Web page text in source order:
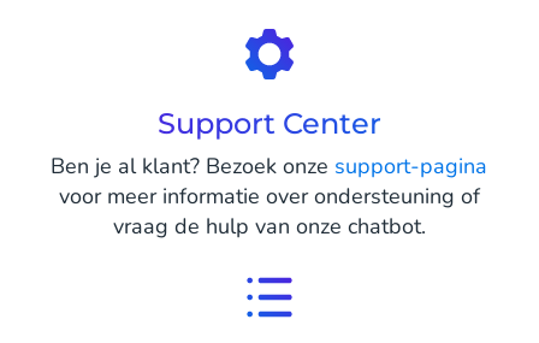
Support Center
Ben je al klant? Bezoek onze support-pagina
voor meer informatie over ondersteuning of
vraag de hulp van onze chatbot.